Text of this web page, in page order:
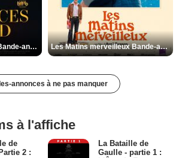
Les Silences de Riyad Bande-annonce VO STFR Les Matins merveilleux Bande-annonce VF
annonces à ne pas manquer
à l'affiche
de
2 :
La Bataille de
Gaulle - partie 1 :